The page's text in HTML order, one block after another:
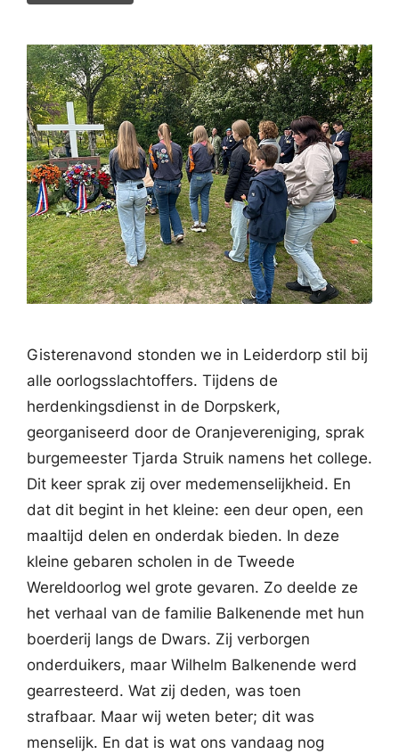
Gisterenavond stonden we in Leiderdorp stil bij
alle oorlogsslachtoffers. Tijdens de
herdenkingsdienst in de Dorpskerk,
georganiseerd door de Oranjevereniging, sprak
burgemeester Tjarda Struik namens het college.
Dit keer sprak zij over medemenselijkheid. En
dat dit begint in het kleine: een deur open, een
maaltijd delen en onderdak bieden. In deze
kleine gebaren scholen in de Tweede
Wereldoorlog wel grote gevaren. Zo deelde ze
het verhaal van de familie Balkenende met hun
boerderij langs de Dwars. Zij verborgen
onderduikers, maar Wilhelm Balkenende werd
gearresteerd. Wat zij deden, was toen
strafbaar. Maar wij weten beter; dit was
menselijk. En dat is wat ons vandaag nog